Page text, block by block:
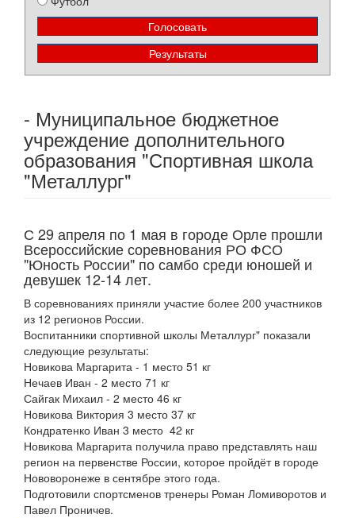
- Муниципальное бюджетное
учреждение дополнительного
образования "Спортивная школа
"Металлург"
С 29 апреля по 1 мая в городе Орле прошли
Всероссийские соревнования РО ФСО
"Юность России" по самбо среди юношей и
девушек 12-14 лет.
В соревнованиях приняли участие более 200 участников
из 12 регионов России.
Воспитанники спортивной школы Металлург" показали
следующие результаты:
Новикова Маргарита - 1 место 51 кг
Нечаев Иван - 2 место 71 кг
Сайгак Михаил - 2 место 46 кг
Новикова Виктория 3 место 37 кг
Кондратенко Иван 3 место 42 кг
Новикова Маргарита получила право представлять наш
регион на первенстве России, которое пройдёт в городе
Нововоронеже в сентябре этого года.
Подготовили спортсменов тренеры Роман Ломиворотов и
Павел Проничев.